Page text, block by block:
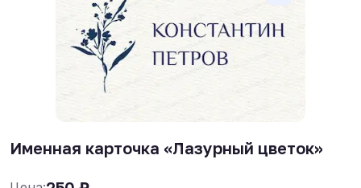
Именная карточка «Лазурный цветок»